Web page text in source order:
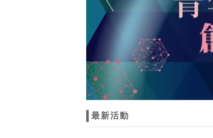
最新活動